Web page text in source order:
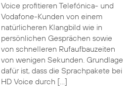
Voice profitieren Telefónica- und
Vodafone-Kunden von einem
natürlicheren Klangbild wie in
persönlichen Gesprächen sowie
von schnelleren Rufaufbauzeiten
von wenigen Sekunden. Grundlage
dafür ist, dass die Sprachpakete bei
HD Voice durch […]